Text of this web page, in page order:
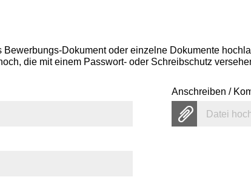
Dokument oder einzelne Dokumente
die mit einem Passwort- oder Schreibschutz
Anschreiben /
Datei